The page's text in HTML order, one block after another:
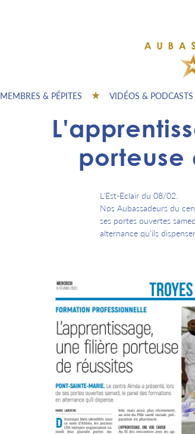
MEMBRES & PÉPITES VIDÉOS & PODCASTS
porteuse
L'Est-Eclair du 08/02.
Nos Aubassadeurs du
ses portes ouvertes
alternance qu'ils